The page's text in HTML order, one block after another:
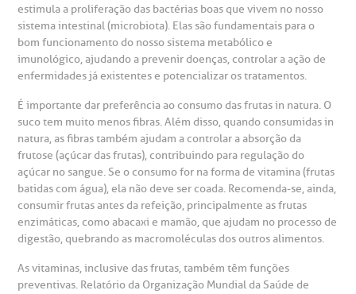
Saiba mais
Endereço:
R. Martiniano de Carvalho, 965
CEP: 01323-001 | Bela Vista
a BP
Conosco
de Benchmarking
Centro de Doenças Autoimunes
atendimento
Cirurgia
frequentes
estimula a proliferação das bactérias boas que vivem no nosso
sistema intestinal (microbiota). Elas são fundamentais para o
bom funcionamento do nosso sistema metabólico e
imunológico, ajudando a prevenir doenças, controlar a ação de
enfermidades já existentes e potencializar os tratamentos.
É importante dar preferência ao consumo das frutas in natura. O
suco tem muito menos fibras. Além disso, quando consumidas in
natura, as fibras também ajudam a controlar a absorção da
frutose (açúcar das frutas), contribuindo para regulação do
açúcar no sangue. Se o consumo for na forma de vitamina (frutas
batidas com água), ela não deve ser coada. Recomenda-se, ainda,
consumir frutas antes da refeição, principalmente as frutas
enzimáticas, como abacaxi e mamão, que ajudam no processo de
digestão, quebrando as macromoléculas dos outros alimentos.
As vitaminas, inclusive das frutas, também têm funções
preventivas. Relatório da Organização Mundial da Saúde de